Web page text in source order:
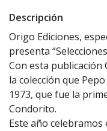
Descripción
Origo Ediciones,
presenta
Con esta
la colección que
1973, que fue la
Condorito.
Este año